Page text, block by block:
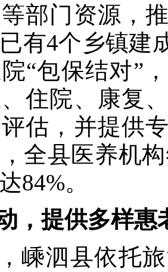
部门资源，
有4个乡镇建
“包保结对”
住院、康复
估，并提供
全县医养机
84%。
，提供多样惠
嵊泗县依托